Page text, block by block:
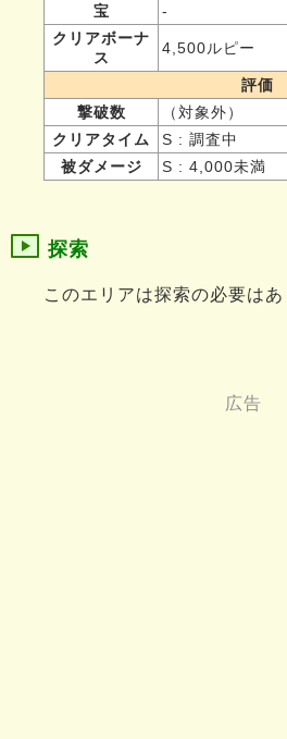
宝
-
クリアボーナ
ス
4,500ルピー
評価
撃破数
（対象外）
クリアタイム
S : 調査中
被ダメージ
S : 4,000未満
探索
このエリアは探索の必要はあ